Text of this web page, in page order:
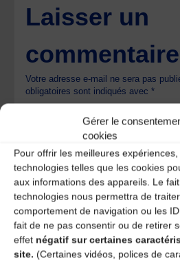
Gérer le
cookies
Pour offrir les meilleures
technologies telles que les cookies
aux informations des appareils. Le
technologies nous permettra de
comportement de navigation ou les
fait de ne pas consentir ou de retirer
effet négatif sur certaines
site. (Certaines vidéos, polices de
Laisser un
commentaire
Votre adresse e-mail ne sera pas
obligatoires sont indiqués avec*